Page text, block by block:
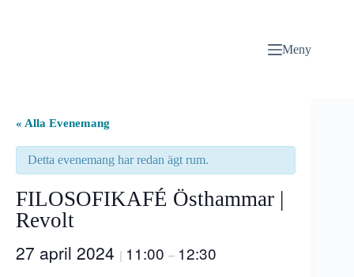
Meny
« Alla Evenemang
Detta evenemang har redan ägt rum.
FILOSOFIKAFÉ Östhammar |
Revolt
27 april 2024 | 11:00 – 12:30